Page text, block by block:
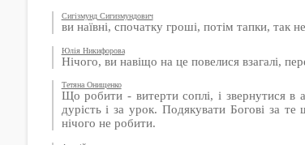
Сигізмунд Сигизмундович
ви наївні, спочатку гроші, потім тапки, так
Юлія Никифорова
Нічого, ви навіщо на це повелися взагалі,
Тетяна Онищенко
Що робити - витерти соплі, і звернутися в
дурість і за урок. Подякувати Богові за
нічого не робити.